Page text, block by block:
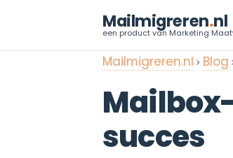
Mailmigreren.nl
een product van Marketing
Mailmigreren.nl › Blog
succes